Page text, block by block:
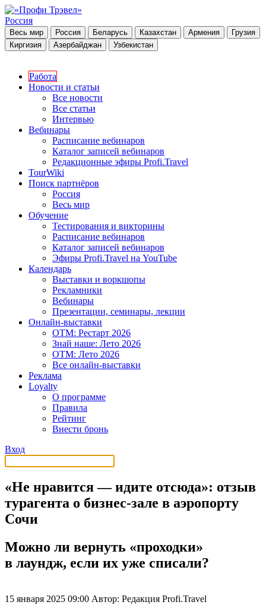
Россия
Весь мир Россия Беларусь Казахстан Армения
Грузия
Киргизия
Азербайджан Узбекистан
Работа
Новости и статьи
Все новости
Все статьи
Интервью
Вебинары
Расписание вебинаров
Каталог записей вебинаров
Редакционные эфиры Profi.Travel
TourWiki
Поиск партнёров
Россия
Весь мир
Обучение
Тестирования и викторины
Расписание вебинаров
Каталог записей вебинаров
Эфиры Profi.Travel на YouTube
Календарь
Выставки и воркшопы
Рекламники
Вебинары
Презентации, семинары, лекции
Онлайн-выставки
OTM: Рестарт 2026
Знай наше: Лето 2026
OTM: Лето 2026
Все онлайн-выставки
Реклама
Loyalty
О программе
Правила
Рейтинг
Внести бронь
Вход
«Не нравится — идите отсюда»: отзыв
турагента о бизнес-зале в аэропорту
Сочи
Можно ли вернуть «проходки»
в лаундж, если их уже списали?
15 января 2025 09:00 Автор: Редакция Profi.Travel